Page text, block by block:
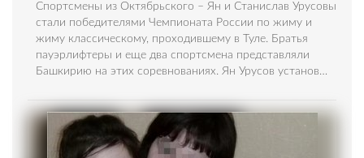
Спортсмены из Октябрьского – Ян и Станислав Урусовы
стали победителями Чемпионата России по жиму и
жиму классическому, проходившему в Туле. Братья
пауэрлифтеры и еще два спортсмена представляли
Башкирию на этих соревнованиях. Ян Урусов установ…